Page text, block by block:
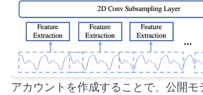
アカウントを作成することで、公開モ